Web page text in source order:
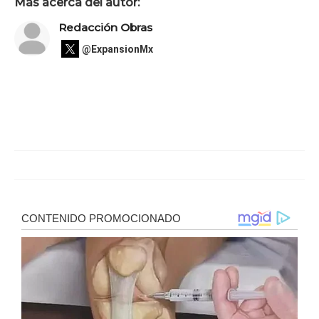
Redacción Obras
@ExpansionMx